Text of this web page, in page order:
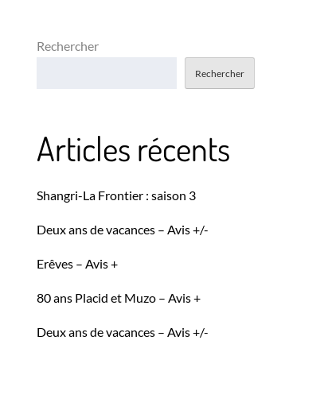
Rechercher
Rechercher
Articles récents
Shangri-La Frontier : saison 3
Deux ans de vacances – Avis +/-
Erêves – Avis +
80 ans Placid et Muzo – Avis +
Deux ans de vacances – Avis +/-